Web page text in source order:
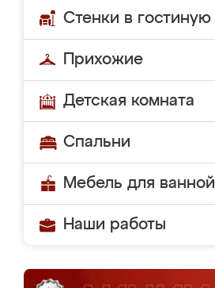
Стенки в гостиную
Прихожие
Детская комната
Спальни
Мебель для ванной
Наши работы